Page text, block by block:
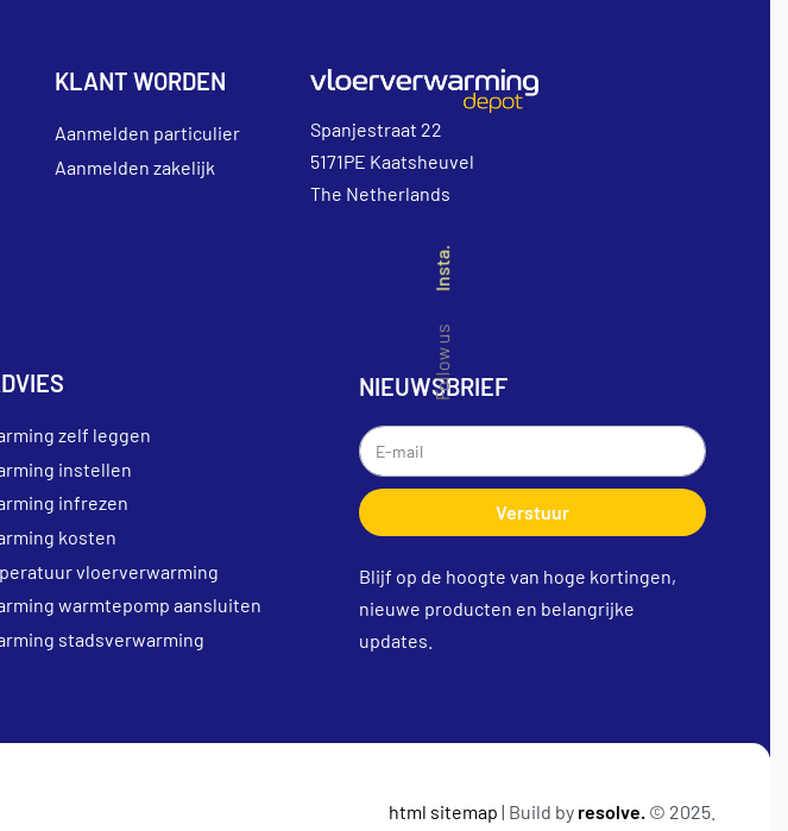
KLANT WORDEN
Aanmelden particulier
Aanmelden zakelijk
Spanjestraat 22
5171PE Kaatsheuvel
The Netherlands
zelf leggen
instellen
infrezen
kosten
vloerverwarming
warmtepomp aansluiten
stadsverwarming
NIEUWSBRIEF
Verstuur
Blijf op de hoogte van hoge kortingen,
nieuwe producten en belangrijke
updates.
html sitemap | Build by resolve. © 2025.
Follow us
Insta.